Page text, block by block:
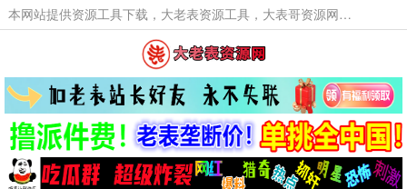
本网站提供资源工具下载，大老表资源工具，大表哥资源网软件工具，大老表资源下载，活动线报福利资源分享,活动线报，大型网游经典游戏，网络热门技术游戏辅助交流与分享。